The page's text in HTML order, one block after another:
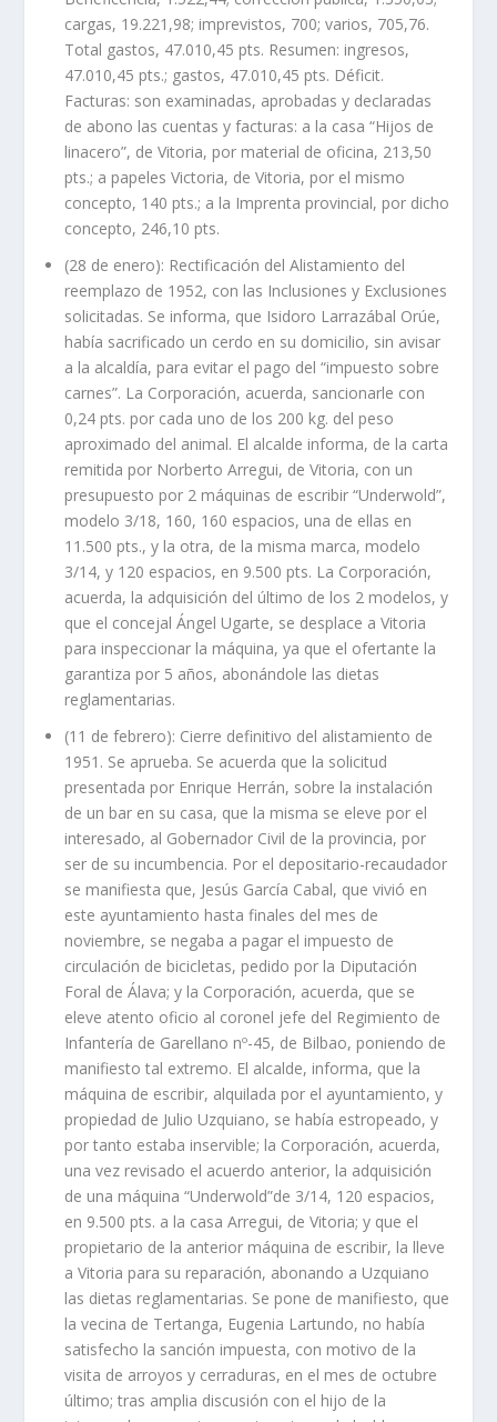
cargas, 19.221,98; imprevistos, 700; varios, 705,76.
Total gastos, 47.010,45 pts. Resumen: ingresos,
47.010,45 pts.; gastos, 47.010,45 pts. Déficit.
Facturas: son examinadas, aprobadas y declaradas
de abono las cuentas y facturas: a la casa “Hijos de
linacero”, de Vitoria, por material de oficina, 213,50
pts.; a papeles Victoria, de Vitoria, por el mismo
concepto, 140 pts.; a la Imprenta provincial, por dicho
concepto, 246,10 pts.
(28 de enero): Rectificación del Alistamiento del
reemplazo de 1952, con las Inclusiones y Exclusiones
solicitadas. Se informa, que Isidoro Larrazábal Orúe,
había sacrificado un cerdo en su domicilio, sin avisar
a la alcaldía, para evitar el pago del “impuesto sobre
carnes”. La Corporación, acuerda, sancionarle con
0,24 pts. por cada uno de los 200 kg. del peso
aproximado del animal. El alcalde informa, de la carta
remitida por Norberto Arregui, de Vitoria, con un
presupuesto por 2 máquinas de escribir “Underwold”,
modelo 3/18, 160, 160 espacios, una de ellas en
11.500 pts., y la otra, de la misma marca, modelo
3/14, y 120 espacios, en 9.500 pts. La Corporación,
acuerda, la adquisición del último de los 2 modelos, y
que el concejal Ángel Ugarte, se desplace a Vitoria
para inspeccionar la máquina, ya que el ofertante la
garantiza por 5 años, abonándole las dietas
reglamentarias.
(11 de febrero): Cierre definitivo del alistamiento de
1951. Se aprueba. Se acuerda que la solicitud
presentada por Enrique Herrán, sobre la instalación
de un bar en su casa, que la misma se eleve por el
interesado, al Gobernador Civil de la provincia, por
ser de su incumbencia. Por el depositario-recaudador
se manifiesta que, Jesús García Cabal, que vivió en
este ayuntamiento hasta finales del mes de
noviembre, se negaba a pagar el impuesto de
circulación de bicicletas, pedido por la Diputación
Foral de Álava; y la Corporación, acuerda, que se
eleve atento oficio al coronel jefe del Regimiento de
Infantería de Garellano nº-45, de Bilbao, poniendo de
manifiesto tal extremo. El alcalde, informa, que la
máquina de escribir, alquilada por el ayuntamiento, y
propiedad de Julio Uzquiano, se había estropeado, y
por tanto estaba inservible; la Corporación, acuerda,
una vez revisado el acuerdo anterior, la adquisición
de una máquina “Underwold”de 3/14, 120 espacios,
en 9.500 pts. a la casa Arregui, de Vitoria; y que el
propietario de la anterior máquina de escribir, la lleve
a Vitoria para su reparación, abonando a Uzquiano
las dietas reglamentarias. Se pone de manifiesto, que
la vecina de Tertanga, Eugenia Lartundo, no había
satisfecho la sanción impuesta, con motivo de la
visita de arroyos y cerraduras, en el mes de octubre
último; tras amplia discusión con el hijo de la